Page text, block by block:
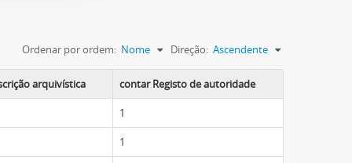
Ordenar por ordem: Nome Direção: Ascendente
arquivística contar Registo de autoridade
1
1